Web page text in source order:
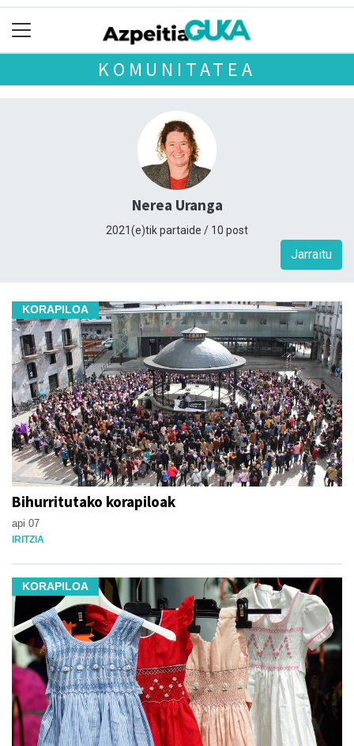
KOMUNITATEA
Nerea Uranga
2021(e)tik partaide / 10 post
Jarraitu
KORAPILOA
Bihurritutako korapiloak
api 07
IRITZIA
KORAPILOA